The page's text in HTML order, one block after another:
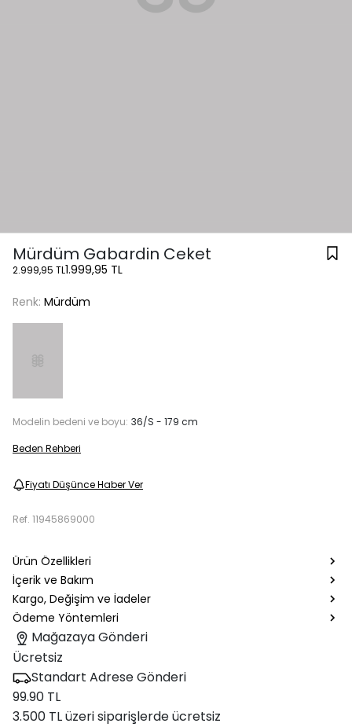
Mürdüm Gabardin Ceket
2.999,95 TL1.999,95 TL
Renk: Mürdüm
Modelin bedeni ve boyu: 36/S - 179 cm
Beden Rehberi
Fiyatı Düşünce Haber Ver
Ref. 11945869000
Ürün Özellikleri
İçerik ve Bakım
Kargo, Değişim ve İadeler
Ödeme Yöntemleri
Mağazaya Gönderi
Ücretsiz
Standart Adrese Gönderi
99.90 TL
3.500 TL üzeri siparişlerde ücretsiz